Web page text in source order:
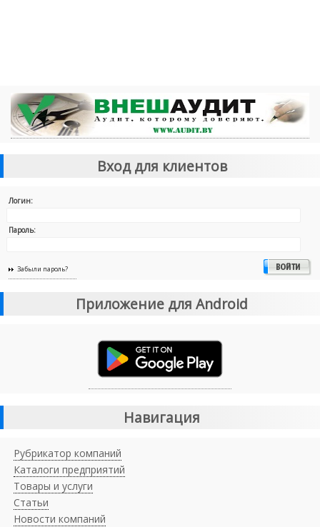
Вход для клиентов
Логин:
Пароль:
Забыли пароль?
Приложение для Android
Навигация
Рубрикатор компаний
Каталоги предприятий
Товары и услуги
Статьи
Новости компаний